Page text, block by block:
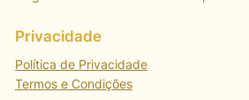
Privacidade
Política de Privacidade
Termos e Condições